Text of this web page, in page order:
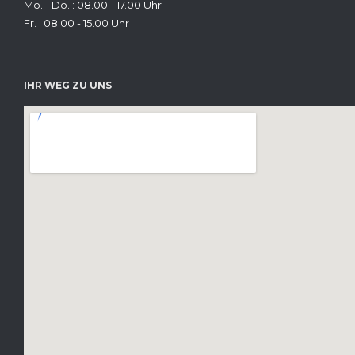
Mo. - Do. : 08.00 - 17.00 Uhr
Fr. : 08.00 - 15.00 Uhr
IHR WEG ZU UNS